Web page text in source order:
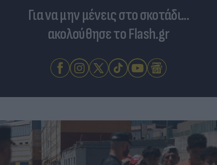
Για να μην μένεις στο σκοτάδι...
ακολούθησε το Flash.gr